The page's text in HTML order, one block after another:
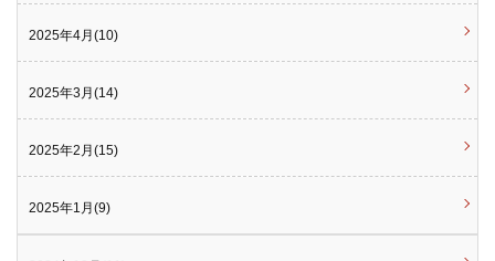
2025年4月(10)
2025年3月(14)
2025年2月(15)
2025年1月(9)